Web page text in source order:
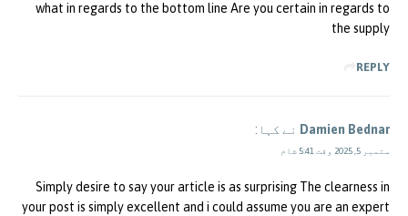
what in regards to the bottom line Are you certain in regards to
the supply
REPLY
Damien Bednar نے کہا:
ستمبر 5, 2025 وقت 5:41 شام
Simply desire to say your article is as surprising The clearness in
your post is simply excellent and i could assume you are an expert